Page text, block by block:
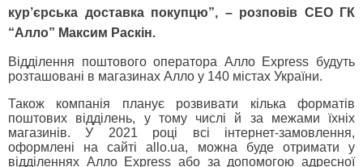
кур’єрська доставка покупцю”, – розповів CEO ГК
“Алло” Максим Раскін.
Відділення поштового оператора Алло Express будуть
розташовані в магазинах Алло у 140 містах України.
Також компанія планує розвивати кілька форматів
поштових відділень, у тому числі й за межами їхніх
магазинів. У 2021 році всі інтернет-замовлення,
оформлені на сайті allo.ua, можна буде отримати у
відділеннях Алло Express або за допомогою адресної